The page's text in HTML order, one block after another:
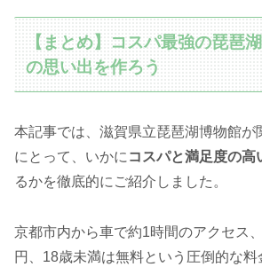
【まとめ】コスパ最強の琵琶
の思い出を作ろう
本記事では、滋賀県立琵琶湖博物館が
にとって、いかに コスパと満足度の高
るかを徹底的にご紹介しました。
京都市内から車で約1時間のアクセス
円、18歳未満は無料という圧倒的な